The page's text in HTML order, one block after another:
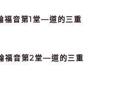
音第1堂—道的三重
音第2堂—道的三重